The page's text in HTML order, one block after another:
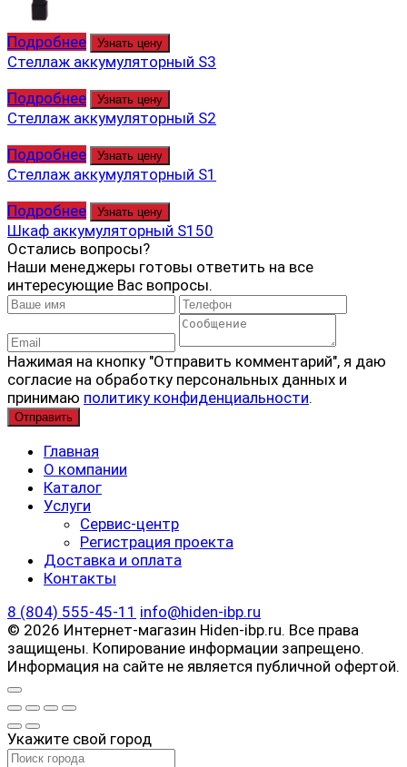
Подробнее Узнать цену
Стеллаж аккумуляторный S3
Подробнее
Узнать цену
Стеллаж аккумуляторный S2
Подробнее
Узнать цену
Стеллаж аккумуляторный S1
Подробнее
Узнать цену
Шкаф аккумуляторный S150
Остались вопросы?
Наши менеджеры готовы ответить на все
интересующие Вас вопросы.
Нажимая на кнопку "Отправить комментарий", я даю
согласие на обработку персональных данных и
принимаю политику конфиденциальности.
Главная
О компании
Каталог
Услуги
Сервис-центр
Регистрация проекта
Доставка и оплата
Контакты
8 (804) 555-45-11 info@hiden-ibp.ru
© 2026 Интернет-магазин Hiden-ibp.ru. Все права
защищены. Копирование информации запрещено.
Информация на сайте не является публичной офертой.
Укажите свой город